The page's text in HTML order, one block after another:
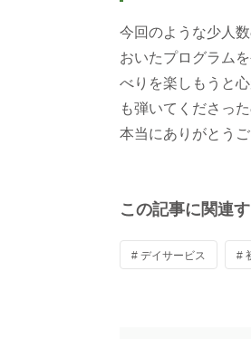
今回のような少人
おいたプログラム
べりを楽しもうと
も弾いてくださっ
本当にありがとうご
この記事に関連
# デイサービス #